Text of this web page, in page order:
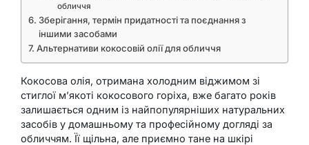
обличчя
Зберігання, термін придатності та поєднання з
іншими засобами
Альтернативи кокосовій олії для обличчя
Кокосова олія, отримана холодним віджимом зі
стиглої м’якоті кокосового горіха, вже багато років
залишається одним із найпопулярніших натуральних
засобів у домашньому та професійному догляді за
обличчям. Її щільна, але приємно тане на шкірі